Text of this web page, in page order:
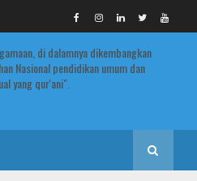
di dalamnya dikembangkan
Nasional pendidikan umum dan
yang qur'ani".